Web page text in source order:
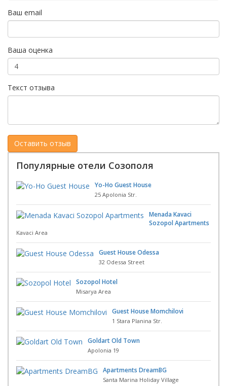
Ваш email
Ваша оценка
Текст отзыва
Популярные отели Созополя
Yo-Ho Guest House
25 Apolonia Str.
Menada Kavaci
Sozopol Apartments
Kavaci Area
Guest House Odessa
32 Odessa Street
Sozopol Hotel
Misarya Area
Guest House Momchilovi
1 Stara Planina Str.
Goldart Old Town
Apolonia 19
Apartments DreamBG
Santa Marina Holiday Village